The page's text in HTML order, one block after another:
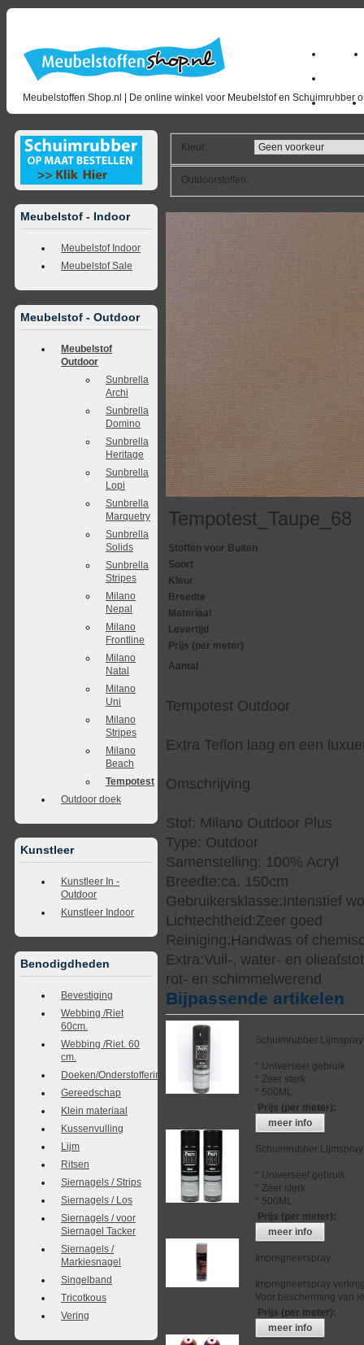
Meubelstoffen Shop.nl | De online winkel voor Meubelstof en Schuimrubber
Home
Outlet
Meubelstof - Indoor
Meubelstof Indoor
Meubelstof Sale
Meubelstof - Outdoor
Meubelstof
Outdoor
Sunbrella
Archi
Sunbrella
Domino
Sunbrella
Heritage
Sunbrella
Lopi
Sunbrella
Marquetry
Sunbrella
Solids
Sunbrella
Stripes
Milano
Nepal
Milano
Frontline
Milano
Natal
Milano
Uni
Milano
Stripes
Milano
Beach
Tempotest
Outdoor doek
Kunstleer
Kunstleer In -
Outdoor
Kunstleer Indoor
Benodigdheden
Bevestiging
Webbing /Riet
60cm.
Webbing /Riet. 60
cm.
Doeken/Onderstoffering
Gereedschap
Klein materiaal
Kussenvulling
Lijm
Ritsen
Siernagels / Strips
Siernagels / Los
Siernagels / voor
Siernagel Tacker
Siernagels /
Markiesnagel
Singelband
Tricotkous
Vering
Kleur:
Outdoorstoffen:
Tempotest_Taupe_68
Stoffen voor Buiten
Soort
Kleur
Breedte
Materiaal
Levertijd
Prijs (per meter)
Aantal
Tempotest Outdoor
Extra Teflon laag en een
Omschrijving
Stof: Milano Outdoor Plus
Type: Outdoor
Samenstelling: 100% Acryl
Breedte:ca. 150cm
Gebruikersklasse:Intenstief
Lichtechtheid:Zeer goed
Reiniging:Handwas of
Extra:Vuil-, water- en
rot- en schimmelwerend
Bijpassende artikelen
Schuimrubber Lijmspray
* Universeel gebruik
* Zeer sterk
* 500ML
Prijs (per meter):
meer info
Schuimrubber
* Universeel gebruik
* Zeer sterk
* 500ML
Prijs (per meter):
meer info
Impregneerspray
Impregneerspray
Voor bescherming van
Prijs (per meter):
meer info